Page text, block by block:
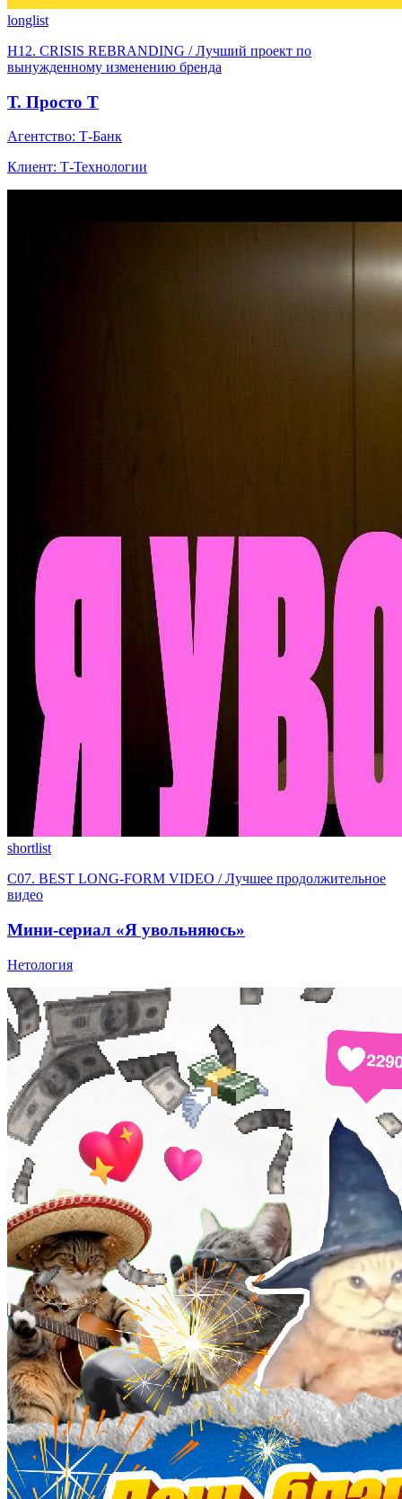
longlist
H12. CRISIS REBRANDING / Лучший проект по
вынужденному изменению бренда
Т. Просто Т
Агентство: Т-Банк
Клиент: Т-Технологии
shortlist
C07. BEST LONG-FORM VIDEO / Лучшее продолжительное
видео
Мини-сериал «Я увольняюсь»
Нетология